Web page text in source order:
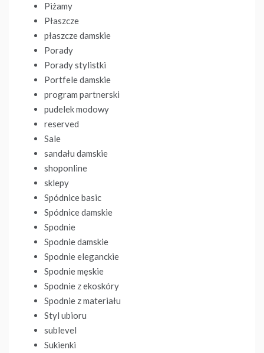
Piżamy
Płaszcze
płaszcze damskie
Porady
Porady stylistki
Portfele damskie
program partnerski
pudelek modowy
reserved
Sale
sandału damskie
shoponline
sklepy
Spódnice basic
Spódnice damskie
Spodnie
Spodnie damskie
Spodnie eleganckie
Spodnie męskie
Spodnie z ekoskóry
Spodnie z materiału
Styl ubioru
sublevel
Sukienki